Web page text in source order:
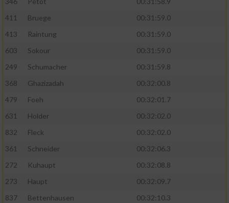
411
Bruege
00:31:59.0
413
Raintung
00:31:59.0
603
Sokour
00:31:59.0
249
Schumacher
00:31:59.8
368
Ghazizadah
00:32:00.8
479
Foeh
00:32:01.7
631
Holder
00:32:02.0
832
Fleck
00:32:02.0
361
Schneider
00:32:06.3
272
Kuhaupt
00:32:08.8
273
Haupt
00:32:09.7
837
Bettenhausen
00:32:10.3